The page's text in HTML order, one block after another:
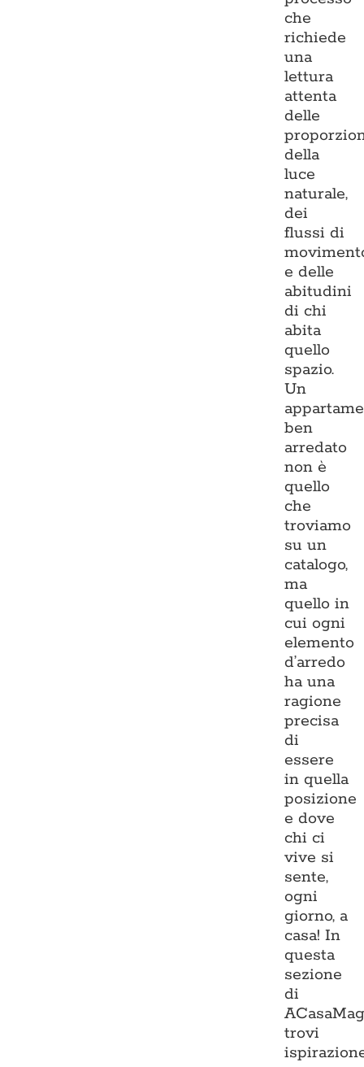
che
richiede
una
lettura
attenta
delle
della
luce
naturale,
dei
flussi di
e delle
abitudini
di chi
abita
quello
spazio.
Un
ben
arredato
non è
quello
che
troviamo
su un
catalogo,
ma
quello in
cui ogni
elemento
d’arredo
ha una
ragione
precisa
di
essere
in quella
posizione
e dove
chi ci
vive si
sente,
ogni
giorno, a
casa! In
questa
sezione
di
trovi